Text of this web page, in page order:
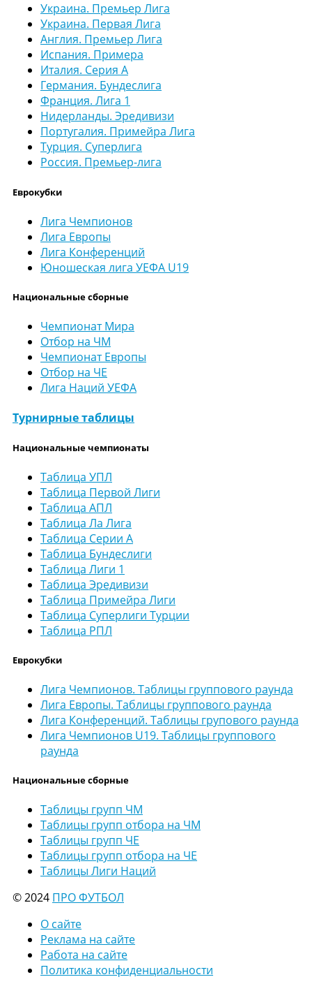
Украина. Премьер Лига
Украина. Первая Лига
Англия. Премьер Лига
Испания. Примера
Италия. Серия А
Германия. Бундеслига
Франция. Лига 1
Нидерланды. Эредивизи
Португалия. Примейра Лига
Турция. Суперлига
Россия. Премьер-лига
Еврокубки
Лига Чемпионов
Лига Европы
Лига Конференций
Юношеская лига УЕФА U19
Национальные сборные
Чемпионат Мира
Отбор на ЧМ
Чемпионат Европы
Отбор на ЧЕ
Лига Наций УЕФА
Турнирные таблицы
Национальные чемпионаты
Таблица УПЛ
Таблица Первой Лиги
Таблица АПЛ
Таблица Ла Лига
Таблица Серии А
Таблица Бундеслиги
Таблица Лиги 1
Таблица Эредивизи
Таблица Примейра Лиги
Таблица Суперлиги Турции
Таблица РПЛ
Еврокубки
Лига Чемпионов. Таблицы группового раунда
Лига Европы. Таблицы группового раунда
Лига Конференций. Таблицы групового раунда
Лига Чемпионов U19. Таблицы группового
раунда
Национальные сборные
Таблицы групп ЧМ
Таблицы групп отбора на ЧМ
Таблицы групп ЧЕ
Таблицы групп отбора на ЧЕ
Таблицы Лиги Наций
© 2024 ПРО ФУТБОЛ
О сайте
Реклама на сайте
Работа на сайте
Политика конфиденциальности